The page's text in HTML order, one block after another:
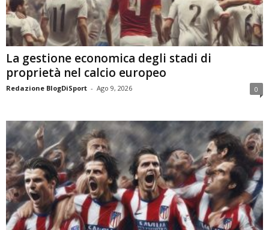
La gestione economica degli stadi di
proprietà nel calcio europeo
Redazione BlogDiSport - Ago 9, 2026 0